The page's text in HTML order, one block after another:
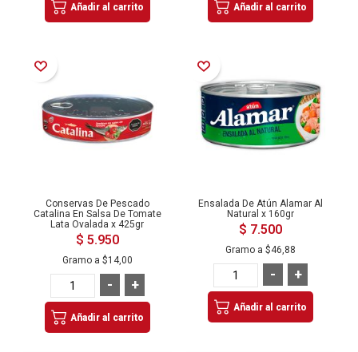
Añadir al carrito Añadir al carrito
Añadir a la Lista de Deseos
Conservas De Pescado
Catalina En Salsa De Tomate
Lata Ovalada x 425gr
$ 5.950
Gramo a $14,00
+
-
Añadir al carrito
Añadir a la Lista de Deseos
Ensalada De Atún Alamar Al
Natural x 160gr
$ 7.500
Gramo a $46,88
+
-
Añadir al carrito